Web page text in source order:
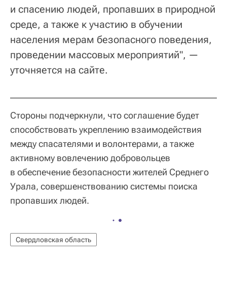
и спасению людей, пропавших в природной
среде, а также к участию в обучении
населения мерам безопасного поведения,
проведении массовых мероприятий", —
уточняется на сайте.
Стороны подчеркнули, что соглашение будет
способствовать укреплению взаимодействия
между спасателями и волонтерами, а также
активному вовлечению добровольцев
в обеспечение безопасности жителей Среднего
Урала, совершенствованию системы поиска
пропавших людей.
Свердловская область